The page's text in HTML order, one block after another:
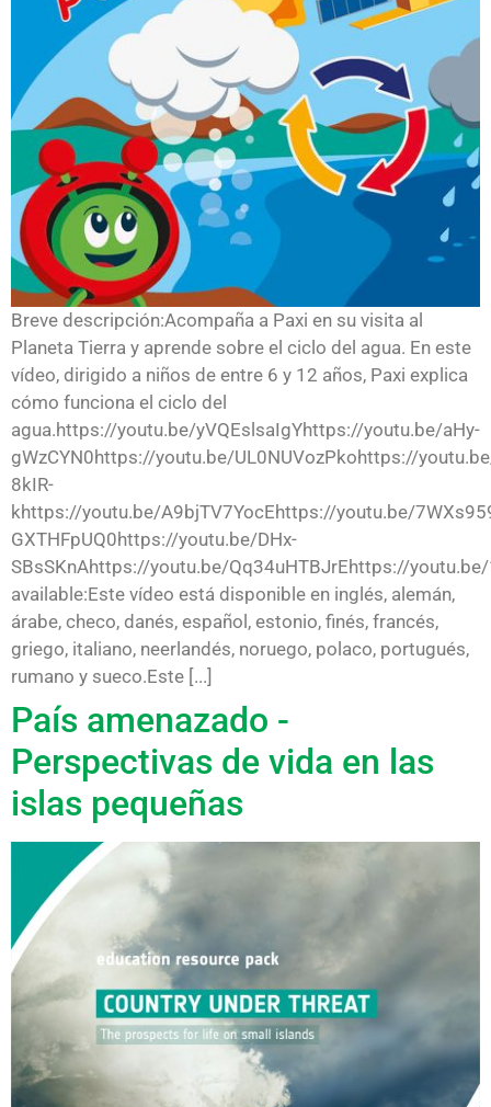
Breve descripción:Acompaña a Paxi en su visita al
Planeta Tierra y aprende sobre el ciclo del agua. En este
vídeo, dirigido a niños de entre 6 y 12 años, Paxi explica
cómo funciona el ciclo del
agua.https://youtu.be/yVQEslsaIgYhttps://youtu.be/aHy-
gWzCYN0https://youtu.be/UL0NUVozPkohttps://
8kIR-
khttps://youtu.be/A9bjTV7YocEhttps://youtu.be/
GXTHFpUQ0https://youtu.be/DHx-
SBsSKnAhttps://youtu.be/Qq34uHTBJrEhttps://
available:Este vídeo está disponible en inglés, alemán,
árabe, checo, danés, español, estonio, finés, francés,
griego, italiano, neerlandés, noruego, polaco, portugués,
rumano y sueco.Este [...]
País amenazado -
Perspectivas de vida en las
islas pequeñas